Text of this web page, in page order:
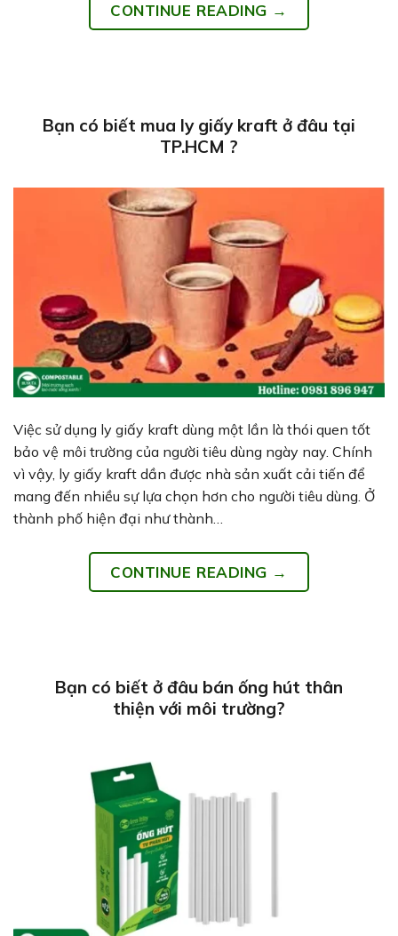
CONTINUE READING →
Bạn có biết mua ly giấy kraft ở đâu tại
TP.HCM ?
Việc sử dụng ly giấy kraft dùng một lần là thói quen tốt
bảo vệ môi trường của người tiêu dùng ngày nay. Chính
vì vậy, ly giấy kraft dần được nhà sản xuất cải tiến để
mang đến nhiều sự lựa chọn hơn cho người tiêu dùng. Ở
thành phố hiện đại như thành…
CONTINUE READING →
Bạn có biết ở đâu bán ống hút thân
thiện với môi trường?